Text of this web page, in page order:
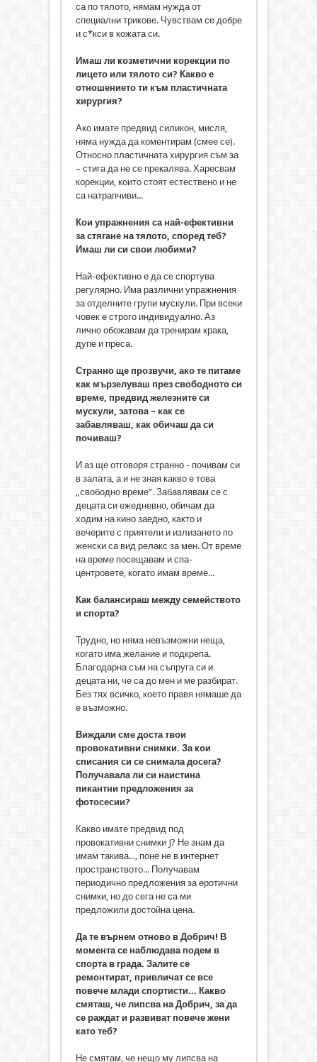
са по тялото, нямам нужда от
специални трикове. Чувствам се добре
и с*кси в кожата си.
Имаш ли козметични корекции по
лицето или тялото си? Какво е
отношението ти към пластичната
хирургия?
Ако имате предвид силикон, мисля,
няма нужда да коментирам (смее се).
Относно пластичната хирургия съм за
– стига да не се прекалява. Харесвам
корекции, които стоят естествено и не
са натрапчиви...
Кои упражнения са най-ефективни
за стягане на тялото, според теб?
Имаш ли си свои любими?
Най-ефективно е да се спортува
регулярно. Има различни упражнения
за отделните групи мускули. При всеки
човек е строго индивидуално. Аз
лично обожавам да тренирам крака,
дупе и преса.
Странно ще прозвучи, ако те питаме
как мързелуваш през свободното си
време, предвид железните си
мускули, затова – как се
забавляваш, как обичаш да си
почиваш?
И аз ще отговоря странно - почивам си
в залата, а и не зная какво е това
„свободно време”. Забавлявам се с
децата си ежедневно, обичам да
ходим на кино заедно, както и
вечерите с приятели и излизането по
женски са вид релакс за мен. От време
на време посещавам и спа-
центровете, когато имам време...
Как балансираш между семейството
и спорта?
Трудно, но няма невъзможни неща,
когато има желание и подкрепа.
Благодарна съм на съпруга си и
децата ни, че са до мен и ме разбират.
Без тях всичко, което правя нямаше да
е възможно.
Виждали сме доста твои
провокативни снимки. За кои
списания си се снимала досега?
Получавала ли си наистина
пикантни предложения за
фотосесии?
Какво имате предвид под
провокативни снимки J? Не знам да
имам такива..., поне не в интернет
пространството... Получавам
периодично предложения за еротични
снимки, но до сега не са ми
предложили достойна цена.
Да те върнем отново в Добрич! В
момента се наблюдава подем в
спорта в града. Залите се
ремонтират, привличат се все
повече млади спортисти... Какво
смяташ, че липсва на Добрич, за да
се раждат и развиват повече жени
като теб?
Не смятам, че нещо му липсва на